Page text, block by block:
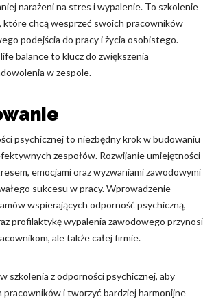
narażeni na stres i wypalenie. To szkolenie
które chcą wesprzeć swoich pracowników
podejścia do pracy i życia osobistego.
balance to klucz do zwiększenia
w zespole.
psychicznej to niezbędny krok w budowaniu
zespołów. Rozwijanie umiejętności
emocjami oraz wyzwaniami zawodowymi
sukcesu w pracy. Wprowadzenie
wspierających odporność psychiczną,
profilaktykę wypalenia zawodowego przynosi
ale także całej firmie.
szkolenia z odporności psychicznej, aby
i tworzyć bardziej harmonijne